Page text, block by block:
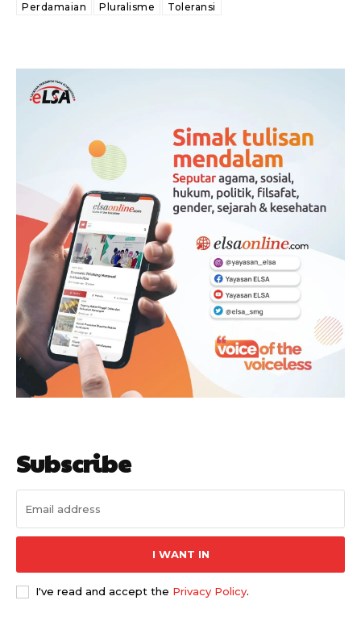
Perdamaian Pluralisme Toleransi
Subscribe
I WANT IN
I've read and accept the Privacy Policy.